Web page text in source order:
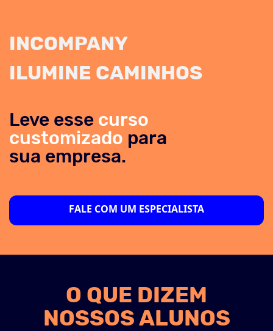
INCOMPANY
ILUMINE CAMINHOS
Leve esse curso
customizado para
sua empresa.
FALE COM UM ESPECIALISTA
O QUE DIZEM
NOSSOS ALUNOS